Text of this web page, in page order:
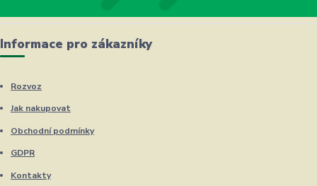
Informace pro zákazníky
Rozvoz
Jak nakupovat
Obchodní podmínky
GDPR
Kontakty